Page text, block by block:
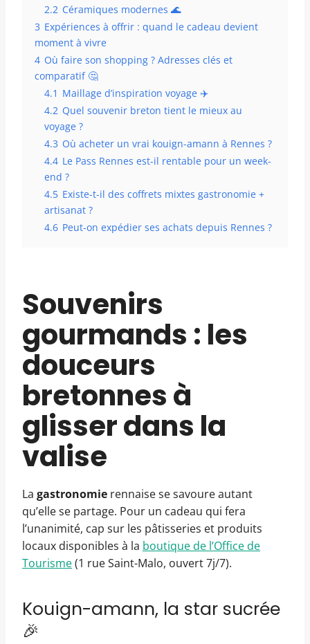
2.2 Céramiques modernes 🌊
3 Expériences à offrir : quand le cadeau devient
moment à vivre
4 Où faire son shopping ? Adresses clés et
comparatif 🤔
4.1 Maillage d’inspiration voyage ✈️
4.2 Quel souvenir breton tient le mieux au
voyage ?
4.3 Où acheter un vrai kouign-amann à Rennes ?
4.4 Le Pass Rennes est-il rentable pour un week-
end ?
4.5 Existe-t-il des coffrets mixtes gastronomie +
artisanat ?
4.6 Peut-on expédier ses achats depuis Rennes ?
Souvenirs
gourmands : les
douceurs
bretonnes à
glisser dans la
valise
La gastronomie rennaise se savoure autant
qu’elle se partage. Pour un cadeau qui fera
l’unanimité, cap sur les pâtisseries et produits
locaux disponibles à la boutique de l’Office de
Tourisme(1 rue Saint-Malo, ouvert 7j/7).
Kouign-amann, la star sucrée
🎉